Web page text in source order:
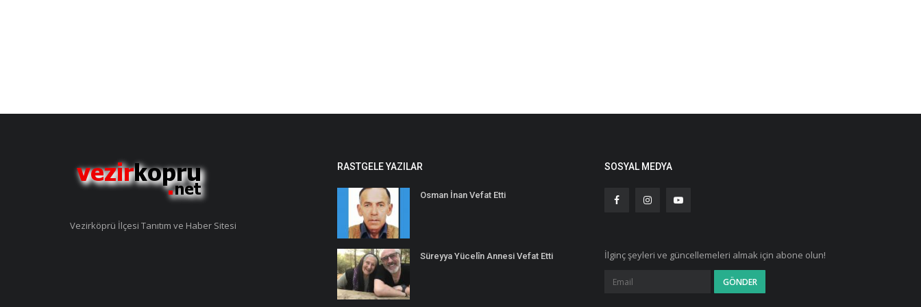
Vezirköprü İlçesi Tanıtım ve Haber Sitesi
RASTGELE YAZILAR
Osman İnan Vefat Etti
Süreyya Yücelîn Annesi Vefat Etti
SOSYAL MEDYA
İlginç şeyleri ve güncellemeleri almak için abone olun!